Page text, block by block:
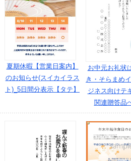
夏期休暇【営業日案内】
のお知らせ(スイカイラス
ト)_5日間分表示【タテ】
お中元お礼状
き・そらまめ
ジネス向けテ
関連贈答品